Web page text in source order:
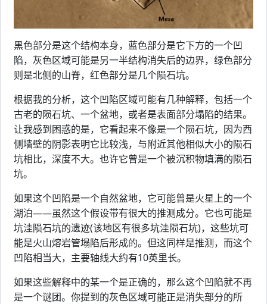
黑色部分是这个结构本身，蓝色部分是它下方的一个凹
陷，灰色区域可能是另一半结构消失后的边界，绿色部分
则是北侧的山脊，红色部分是几个陨石坑。
根据我的分析，这个凹陷区域可能有几种解释，包括一个
古老的陨石坑、一个盆地，或者是表面部分塌陷的结果。
让我感到困惑的是，它看起来不像是一个陨石坑，因为西
侧墙壁的阴影表明它比较浅，与附近其他相似大小的陨石
坑相比，深度不大。也许它曾是一个被沉积物填满的陨石
坑。
如果这个凹陷是一个自然盆地，它可能曾是火星上的一个
湖泊——虽然这个假设带有很大的推测成分。它也可能是
坑洼陨石坑的遗迹(该地区有很多坑洼陨石坑)，这些坑可
能是火山熔岩管塌陷后形成的。但这同样是推测，而这个
凹陷相当大，主要轴线大约有10英里长。
如果这些解释中的某一个是正确的，那么这个凹陷就不再
是一个谜团。你提到的灰色区域可能正是消失部分的所